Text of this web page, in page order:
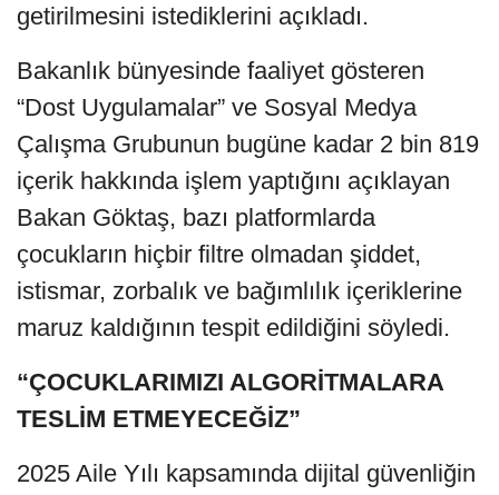
getirilmesini istediklerini açıkladı.
Bakanlık bünyesinde faaliyet gösteren
“Dost Uygulamalar” ve Sosyal Medya
Çalışma Grubunun bugüne kadar 2 bin 819
içerik hakkında işlem yaptığını açıklayan
Bakan Göktaş, bazı platformlarda
çocukların hiçbir filtre olmadan şiddet,
istismar, zorbalık ve bağımlılık içeriklerine
maruz kaldığının tespit edildiğini söyledi.
“ÇOCUKLARIMIZI ALGORİTMALARA
TESLİM ETMEYECEĞİZ”
2025 Aile Yılı kapsamında dijital güvenliğin